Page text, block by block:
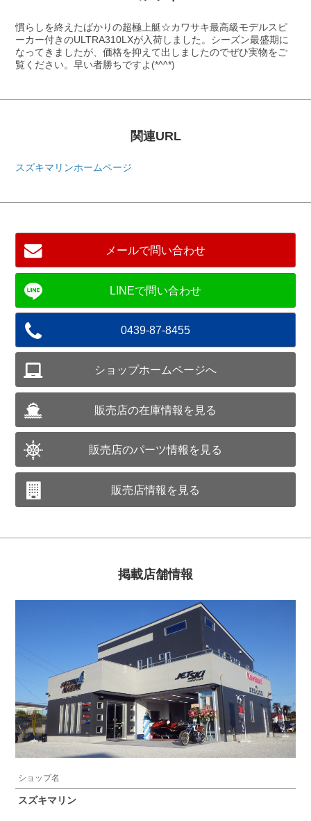
慣らしを終えたばかりの超極上艇☆カワサキ最高級モデルスピ
ーカー付きのULTRA310LXが入荷しました。シーズン最盛期に
なってきましたが、価格を抑えて出しましたのでぜひ実物をご
覧ください。早い者勝ちですよ(*^^*)
関連URL
スズキマリンホームページ
メールで問い合わせ
0439-87-8455
ショップホームページへ
販売店の在庫情報を見る
販売店のパーツ情報を見る
販売店情報を見る
掲載店舗情報
ショップ名
スズキマリン